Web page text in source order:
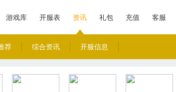
游戏库 开服表 资讯
荐 综合资讯 开服信息
礼包 充值 客服